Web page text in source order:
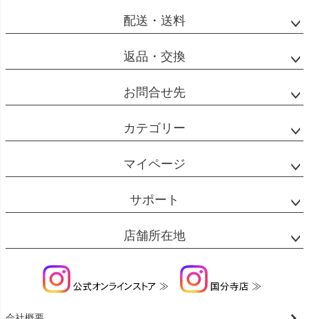
配送・送料
返品・交換
お問合せ先
カテゴリー
マイページ
サポート
店舗所在地